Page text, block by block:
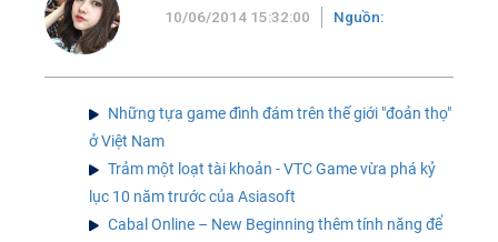
10/06/2014 15:32:00 Nguồn:
Những tựa game đình đám trên thế giới "đoản thọ"
ở Việt Nam
Trảm một loạt tài khoản - VTC Game vừa phá kỷ
lục 10 năm trước của Asiasoft
Cabal Online – New Beginning thêm tính năng để